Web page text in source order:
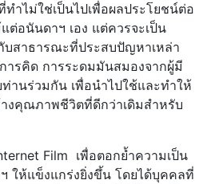
ำไม่ใช่เป็นไปเพื่อผลประโยชน์ต่อ
อนันดาฯ เอง แต่ควรจะเป็น
บสาธารณะที่ประสบปัญหาเหล่า
ารคิด การระดมมันสมองจากผู้มี
านร่วมกัน เพื่อนำไปใช้และทำให้
างคุณภาพชีวิตที่ดีกว่าเดิมสำหรับ
Film เพื่อตอกย้ำความเป็น
ให้แข็งแกร่งยิ่งขึ้น โดยได้บุคคลที่